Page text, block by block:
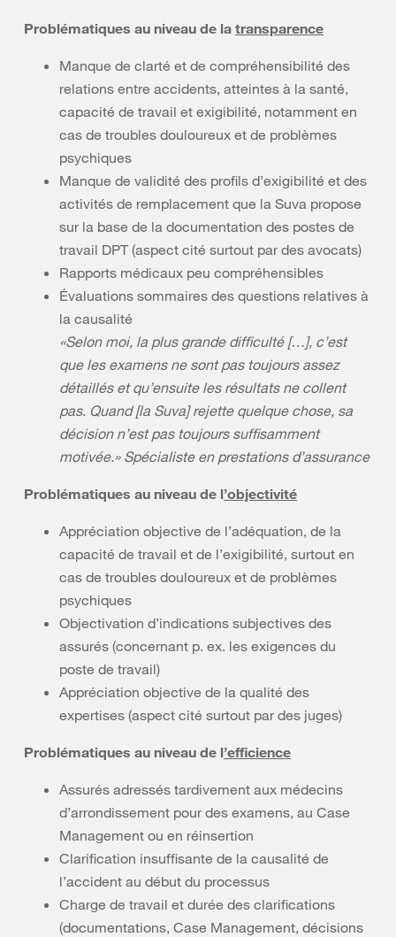
Problématiques au niveau de la transparence
Manque de clarté et de compréhensibilité des
relations entre accidents, atteintes à la santé,
capacité de travail et exigibilité, notamment en
cas de troubles douloureux et de problèmes
psychiques
Manque de validité des profils d’exigibilité et des
activités de remplacement que la Suva propose
sur la base de la documentation des postes de
travail DPT (aspect cité surtout par des avocats)
Rapports médicaux peu compréhensibles
Évaluations sommaires des questions relatives à
la causalité
«Selon moi, la plus grande difficulté […], c’est
que les examens ne sont pas toujours assez
détaillés et qu’ensuite les résultats ne collent
pas. Quand [la Suva] rejette quelque chose, sa
décision n’est pas toujours suffisamment
motivée.» Spécialiste en prestations d’assurance
Problématiques au niveau de l’objectivité
Appréciation objective de l’adéquation, de la
capacité de travail et de l’exigibilité, surtout en
cas de troubles douloureux et de problèmes
psychiques
Objectivation d’indications subjectives des
assurés (concernant p. ex. les exigences du
poste de travail)
Appréciation objective de la qualité des
expertises (aspect cité surtout par des juges)
Problématiques au niveau de l’efficience
Assurés adressés tardivement aux médecins
d’arrondissement pour des examens, au Case
Management ou en réinsertion
Clarification insuffisante de la causalité de
l’accident au début du processus
Charge de travail et durée des clarifications
(documentations, Case Management, décisions